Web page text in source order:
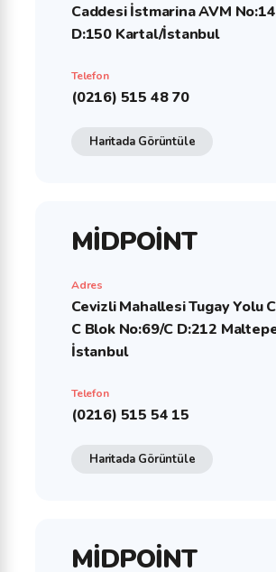
Caddesi İstmarina AVM
D:150 Kartal/İstanbul
Telefon
(0216) 515 48 70
Haritada Görüntüle
MİDPOİNT
Adres
Cevizli Mahallesi Tugay Yolu
C Blok No:69/C D:212
İstanbul
Telefon
(0216) 515 54 15
Haritada Görüntüle
MİDPOİNT